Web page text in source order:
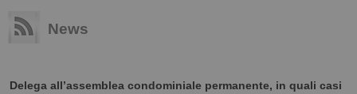
News
Delega all’assemblea condominiale permanente, in quali casi